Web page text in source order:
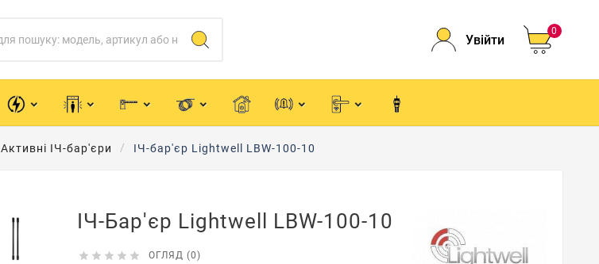
Увійти
0
Активні ІЧ-бар'єри ІЧ-бар'єр Lightwell LBW-100-10
ІЧ-Бар'єр Lightwell LBW-100-10
     ОГЛЯД (0)